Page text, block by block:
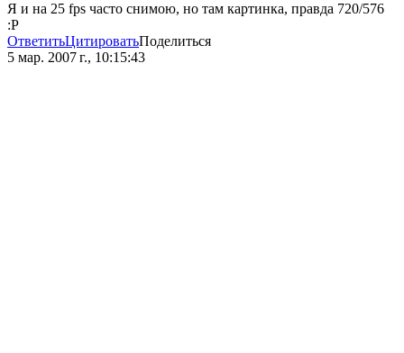
Я и на 25 fps часто снимою, но там картинка, правда 720/576
:P
ОтветитьЦитироватьПоделиться
5 мар. 2007 г., 10:15:43